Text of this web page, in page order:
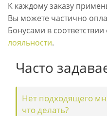
К каждому заказу
Вы можете частично
Бонусами в
лояльности.
Часто
Нет подходящего
что делать?